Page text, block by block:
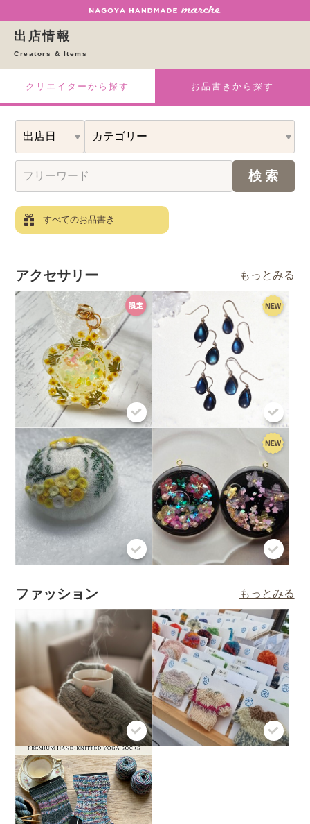
出店情報
Creators & Items
クリエイターから探す お品書きから探す
すべてのお品書き
アクセサリー もっとみる
ファッション もっとみる